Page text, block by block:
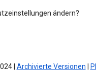
ändern?
| Archivierte Versionen